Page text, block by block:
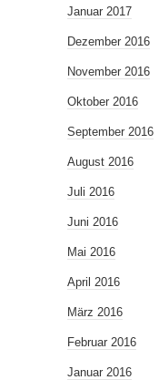
Januar 2017
Dezember 2016
November 2016
Oktober 2016
September 2016
August 2016
Juli 2016
Juni 2016
Mai 2016
April 2016
März 2016
Februar 2016
Januar 2016